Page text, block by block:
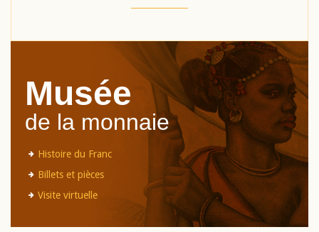
Musée
de la monnaie
Histoire du Franc
Billets et pièces
Visite virtuelle